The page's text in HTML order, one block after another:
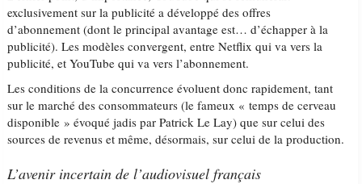
exclusivement sur la publicité a développé des offres
d’abonnement (dont le principal avantage est… d’échapper à la
publicité). Les modèles convergent, entre Netflix qui va vers la
publicité, et YouTube qui va vers l’abonnement.
Les conditions de la concurrence évoluent donc rapidement, tant
sur le marché des consommateurs (le fameux « temps de cerveau
disponible » évoqué jadis par Patrick Le Lay) que sur celui des
sources de revenus et même, désormais, sur celui de la production.
L’avenir incertain de l’audiovisuel français